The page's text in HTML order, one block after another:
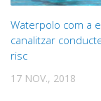
Waterpolo com a
canalitzar
risc
17 NOV., 2018